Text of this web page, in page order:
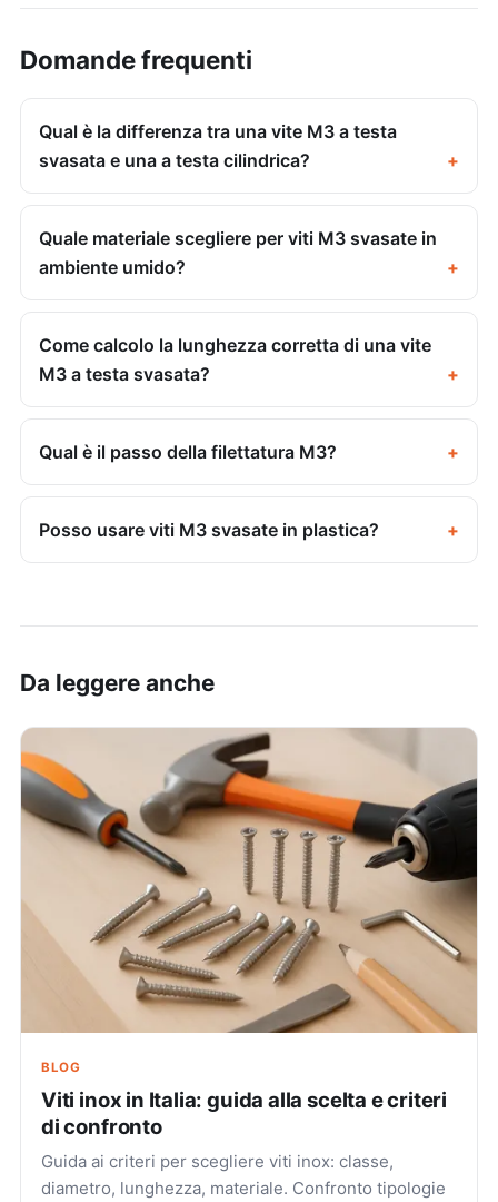
Domande frequenti
Qual è la differenza tra una vite M3 a testa
svasata e una a testa cilindrica?
Quale materiale scegliere per viti M3 svasate in
ambiente umido?
Come calcolo la lunghezza corretta di una vite
M3 a testa svasata?
Qual è il passo della filettatura M3?
Posso usare viti M3 svasate in plastica?
Da leggere anche
BLOG
Viti inox in Italia: guida alla scelta e criteri
di confronto
Guida ai criteri per scegliere viti inox: classe,
diametro, lunghezza, materiale. Confronto tipologie